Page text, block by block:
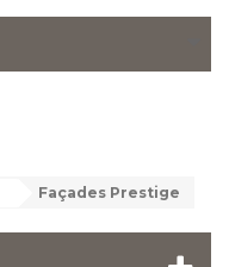
Façades Prestige